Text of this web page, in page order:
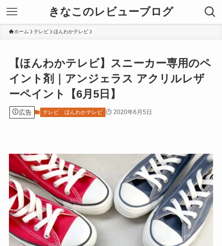
きなこのレビューブログ
ホーム テレビ ほんわかテレビ
【ほんわかテレビ】スニーカー専用のペ
イント剤｜アンジェラス アクリルレザ
ーペイント【6月5日】
広告 テレビ ほんわかテレビ 2020年6月5日